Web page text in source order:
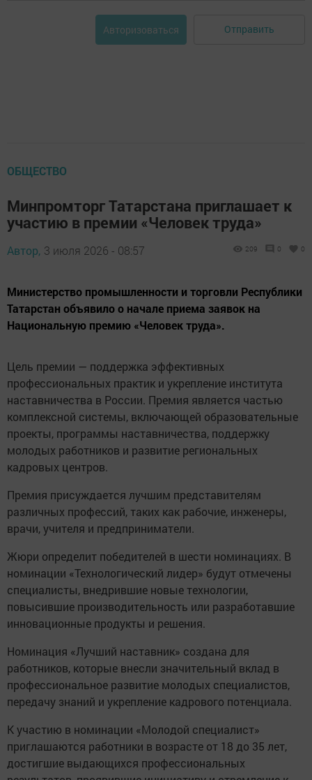
Авторизоваться Отправить
ОБЩЕСТВО
Минпромторг Татарстана приглашает к
участию в премии «Человек труда»
Автор, 3 июля 2026 - 08:57 209 0 0
Министерство промышленности и торговли Республики
Татарстан объявило о начале приема заявок на
Национальную премию «Человек труда».
Цель премии — поддержка эффективных
профессиональных практик и укрепление института
наставничества в России. Премия является частью
комплексной системы, включающей образовательные
проекты, программы наставничества, поддержку
молодых работников и развитие региональных
кадровых центров.
Премия присуждается лучшим представителям
различных профессий, таких как рабочие, инженеры,
врачи, учителя и предприниматели.
Жюри определит победителей в шести номинациях. В
номинации «Технологический лидер» будут отмечены
специалисты, внедрившие новые технологии,
повысившие производительность или разработавшие
инновационные продукты и решения.
Номинация «Лучший наставник» создана для
работников, которые внесли значительный вклад в
профессиональное развитие молодых специалистов,
передачу знаний и укрепление кадрового потенциала.
К участию в номинации «Молодой специалист»
приглашаются работники в возрасте от 18 до 35 лет,
достигшие выдающихся профессиональных